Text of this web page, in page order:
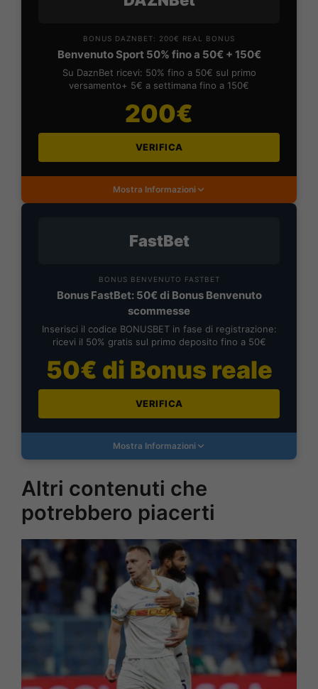
BONUS DAZNBET: 200€ REAL BONUS
Benvenuto Sport 50% fino a 50€ + 150€
Su DaznBet ricevi: 50% fino a 50€ sul primo
versamento+ 5€ a settimana fino a 150€
200€
VERIFICA
Mostra Informazioni
FastBet
BONUS BENVENUTO FASTBET
Bonus FastBet: 50€ di Bonus Benvenuto
scommesse
Inserisci il codice BONUSBET in fase di registrazione:
ricevi il 50% gratis sul primo deposito fino a 50€
50€ di Bonus reale
VERIFICA
Mostra Informazioni
Altri contenuti che
potrebbero piacerti